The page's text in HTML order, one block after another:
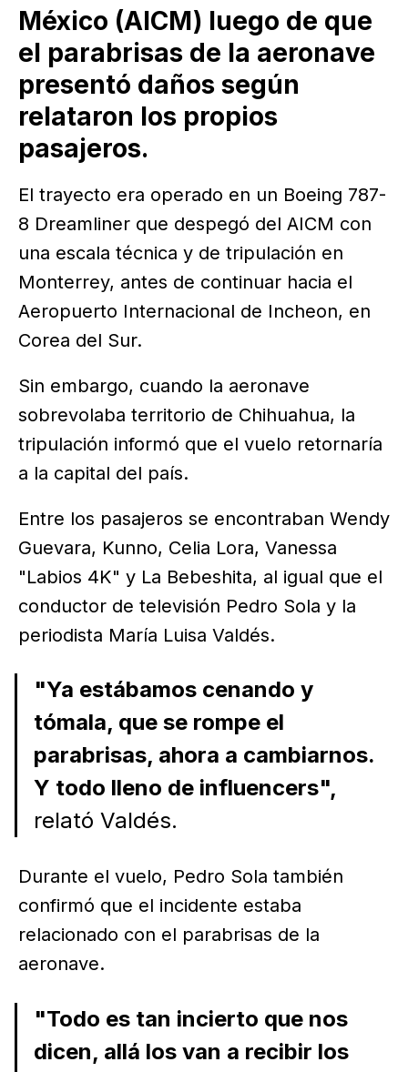
México (AICM) luego de que
el parabrisas de la aeronave
presentó daños según
relataron los propios
pasajeros.
El trayecto era operado en un Boeing 787-
8 Dreamliner que despegó del AICM con
una escala técnica y de tripulación en
Monterrey, antes de continuar hacia el
Aeropuerto Internacional de Incheon, en
Corea del Sur.
Sin embargo, cuando la aeronave
sobrevolaba territorio de Chihuahua, la
tripulación informó que el vuelo retornaría
a la capital del país.
Entre los pasajeros se encontraban Wendy
Guevara, Kunno, Celia Lora, Vanessa
"Labios 4K" y La Bebeshita, al igual que el
conductor de televisión Pedro Sola y la
periodista María Luisa Valdés.
"Ya estábamos cenando y
tómala, que se rompe el
parabrisas, ahora a cambiarnos.
Y todo lleno de influencers",
relató Valdés.
Durante el vuelo, Pedro Sola también
confirmó que el incidente estaba
relacionado con el parabrisas de la
aeronave.
"Todo es tan incierto que nos
dicen, allá los van a recibir los